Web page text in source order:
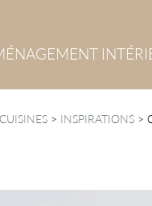
CUISINES > INSPIRATIONS >